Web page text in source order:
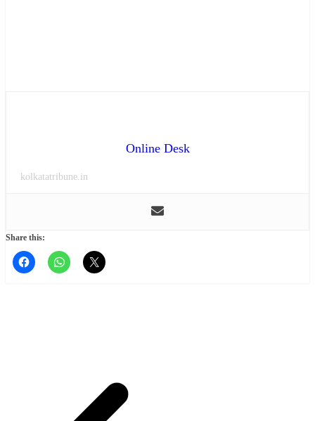
Online Desk
kolkatatribune.in
Share this: